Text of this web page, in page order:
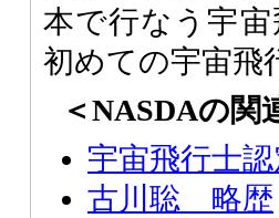
本で行なう宇
初めての宇宙飛
＜NASDAの関
宇宙飛行士
古川聡 略歴